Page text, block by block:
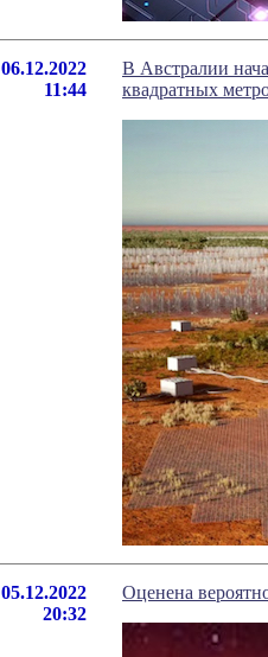
06.12.2022
11:44
В Австралии
квадратных
05.12.2022
20:32
Оценена